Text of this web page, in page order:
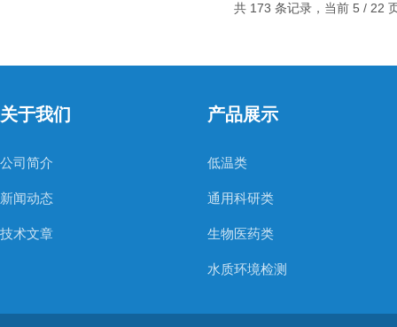
共 173 条记录，当前 5 / 22
关于我们
公司简介
新闻动态
技术文章
产品展示
低温类
通用科研类
生物医药类
水质环境检测